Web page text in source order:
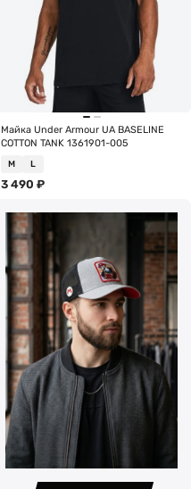
Майка Under Armour UA BASELINE
COTTON TANK 1361901-005
M L
3 490 ₽